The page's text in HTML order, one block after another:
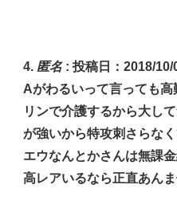
匿名: 投稿日：2018/
Aがわるいって言っても
リンで介護するから大し
が強いから特攻刺さらな
エウなんとかさんは無課
高レアいるなら正直あん